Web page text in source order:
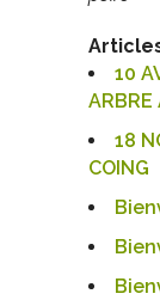
10
ARBRE
18
COING